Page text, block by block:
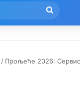
за
/ Прољеће 2026: